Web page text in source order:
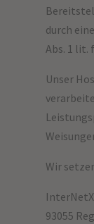
durch
Abs. 1 lit.
Unser
Wir
93055